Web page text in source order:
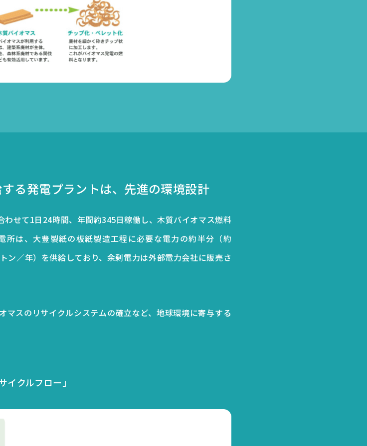
る発電プラントは、先進の環境設計
せて1日24時間、年間約345日稼働し、木質バイオマス燃料
所は、大豊製紙の板紙製造工程に必要な電力の約半分（約
ン／年）を供給しており、余剰電力は外部電力会社に販売さ
マスのリサイクルシステムの確立など、地球環境に寄与する
イクルフロー」